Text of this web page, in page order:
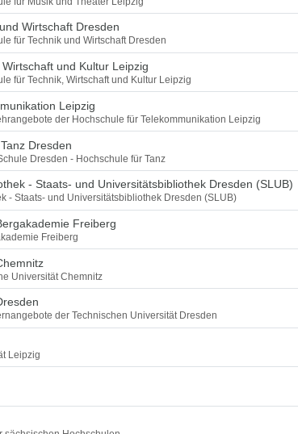
Wirtschaft Dresden
für Technik und Wirtschaft Dresden
und Kultur Leipzig
für Technik, Wirtschaft und Kultur Leipzig
Leipzig
der Hochschule für Telekommunikation Leipzig
Dresden
Dresden - Hochschule für Tanz
- Staats- und Universitätsbibliothek Dresden (SLUB)
- Staats- und Universitätsbibliothek Dresden (SLUB)
Freiberg
Freiberg
Universität Chemnitz
der Technischen Universität Dresden
Leipzig